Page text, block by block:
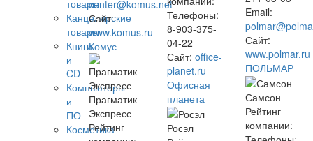
товары
Канцелярские
товары
Книги
и
CD
Компьютеры
и
ПО
Косметика
center@komus.net
Сайт:
www.komus.ru
Комус
Прагматик
Экспресс
Рейтинг
Телефоны:
8-903-375-
04-22
Сайт: office-
planet.ru
Офисная
планета
Росэл
Email:
Сайт:
www.polmar.ru
ПОЛЬМАР
Самсон
Рейтинг
компании: